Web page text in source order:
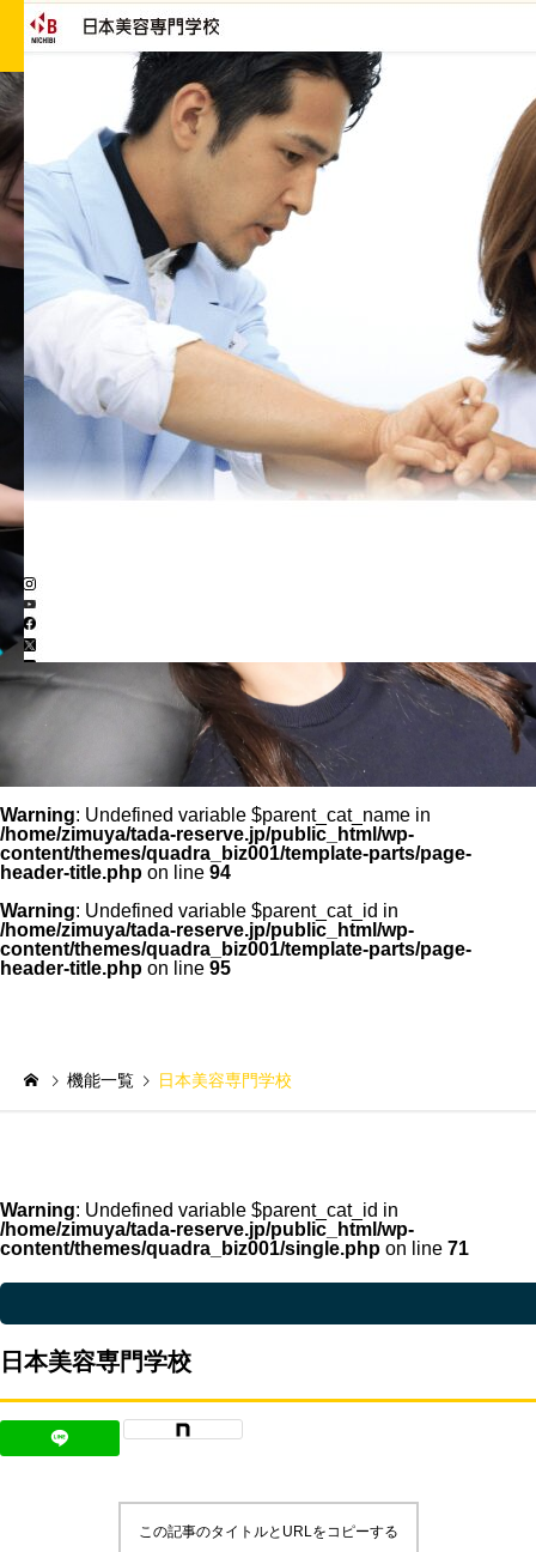
Warning: Undefined variable $parent_cat_name in
/home/zimuya/tada-reserve.jp/public_html/wp-
content/themes/quadra_biz001/template-parts/page-
header-title.php on line 94
Warning: Undefined variable $parent_cat_id in
/home/zimuya/tada-reserve.jp/public_html/wp-
content/themes/quadra_biz001/template-parts/page-
header-title.php on line 95
機能一覧 日本美容専門学校
Warning: Undefined variable $parent_cat_id in
/home/zimuya/tada-reserve.jp/public_html/wp-
content/themes/quadra_biz001/single.php on line 71
Warning : Undefined variable $parent_cat_name in
日本美容専門学校
この記事のタイトルとURLをコピーする